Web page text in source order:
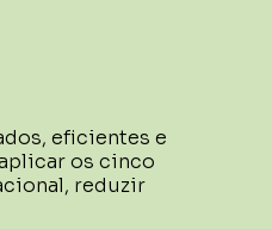
eficientes e
os cinco
reduzir